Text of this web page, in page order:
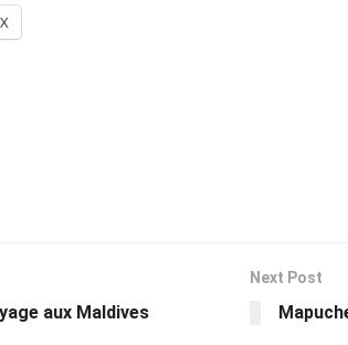
X
aux Maldives
Next Post